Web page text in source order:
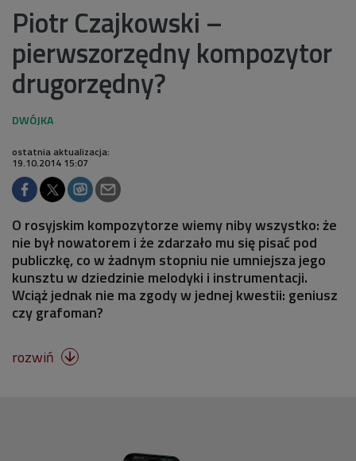
Piotr Czajkowski –
pierwszorzędny kompozytor
drugorzędny?
ostatnia aktualizacja:
19.10.2014 15:07
O rosyjskim kompozytorze wiemy niby wszystko: że
nie był nowatorem i że zdarzało mu się pisać pod
publiczkę, co w żadnym stopniu nie umniejsza jego
kunsztu w dziedzinie melodyki i instrumentacji.
Wciąż jednak nie ma zgody w jednej kwestii: geniusz
czy grafoman?
rozwiń 